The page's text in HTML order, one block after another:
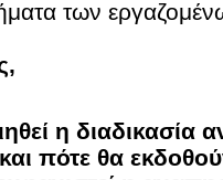
των
η
πότε θα